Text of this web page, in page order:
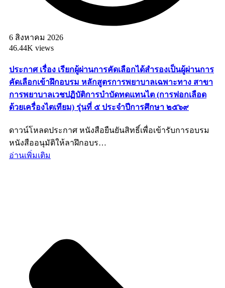
6 สิงหาคม 2026
46.44K views
ประกาศ เรื่อง เรียกผู้ผ่านการคัดเลือกได้สำรองเป็นผู้ผ่านการ
คัดเลือกเข้าฝึกอบรม หลักสูตรการพยาบาลเฉพาะทาง สาขา
การพยาบาลเวชปฏิบัติการบำบัดทดแทนไต (การฟอกเลือด
ด้วยเครื่องไตเทียม) รุ่นที่ ๕ ประจำปีการศึกษา ๒๕๖๙
ดาวน์โหลดประกาศ หนังสือยืนยันสิทธิ์เพื่อเข้ารับการอบรม
หนังสืออนุมัติให้ลาฝึกอบร…
อ่านเพิ่มเติม